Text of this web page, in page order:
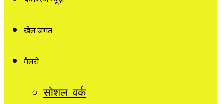
खेल जगत
गैलरी
सोशल वर्क